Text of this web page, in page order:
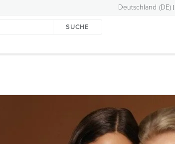
Deutschland (DE)
SUCHE